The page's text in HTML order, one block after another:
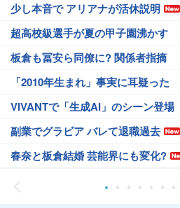
少し本音で アリアナが活休説明
超高校級選手が夏の甲子園沸かす
板倉も冨安ら同僚に? 関係者指摘
「2010年生まれ」事実に耳疑った
VIVANTで「生成AI」のシーン登場
副業でグラビア バレて退職過去
春奈と板倉結婚 芸能界にも変化?